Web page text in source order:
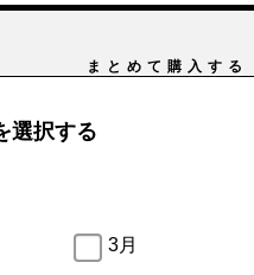
まとめて購入する
選択する
3月